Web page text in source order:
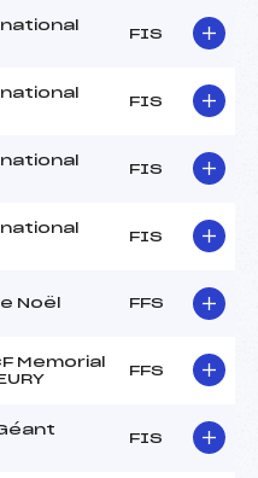
FIS
FIS
FIS
FIS
Noël FFS
Memorial
FFS
FIS